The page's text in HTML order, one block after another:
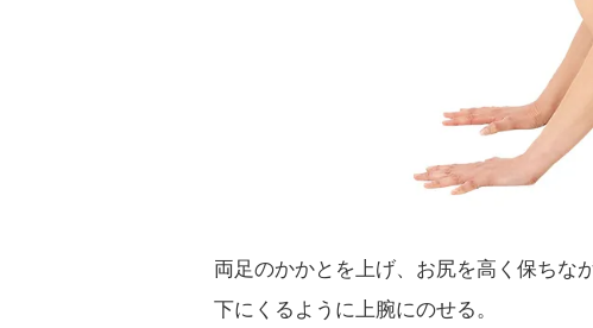
両足のかかとを上げ、お尻を高く保ちな
下にくるように上腕にのせる。